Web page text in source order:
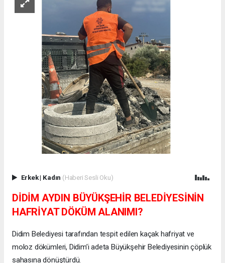
Erkek| Kadın (Haberi Sesli Oku)
DİDİM AYDIN BÜYÜKŞEHİR BELEDİYESİNİN
HAFRİYAT DÖKÜM ALANIMI?
Didim Belediyesi tarafından tespit edilen kaçak hafriyat ve
moloz dökümleri, Didim’i adeta Büyükşehir Belediyesinin çöplük
sahasına dönüştürdü.